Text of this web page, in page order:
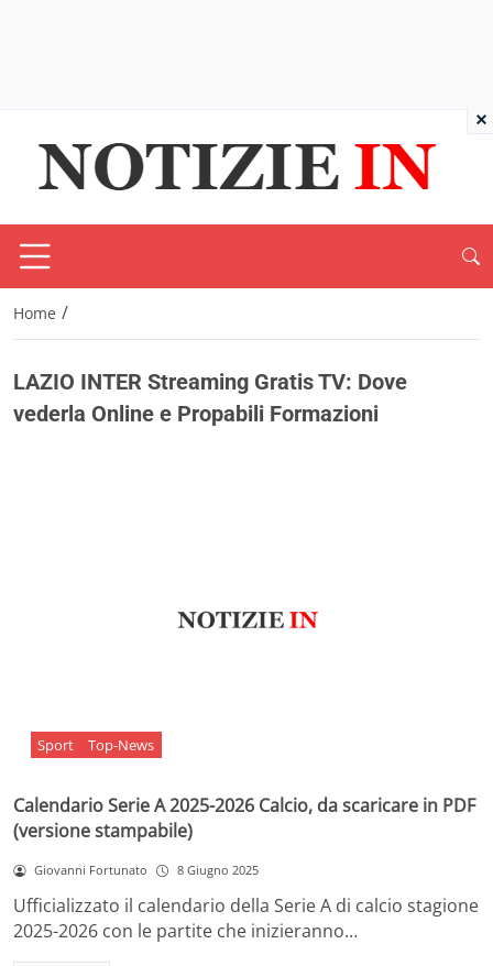
Home /
LAZIO INTER Streaming Gratis TV: Dove
vederla Online e Propabili Formazioni
Sport Top-News
Calendario Serie A 2025-2026 Calcio, da scaricare in PDF
(versione stampabile)
Giovanni Fortunato 8 Giugno 2025
Ufficializzato il calendario della Serie A di calcio stagione
2025-2026 con le partite che inizieranno…
×